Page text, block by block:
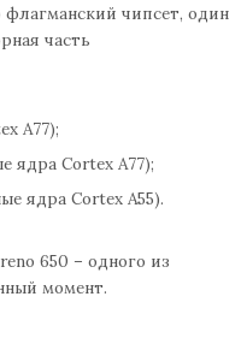
флагманский чипсет, один
часть
A77);
ядра Cortex A77);
ядра Cortex A55).
650 – одного из
момент.